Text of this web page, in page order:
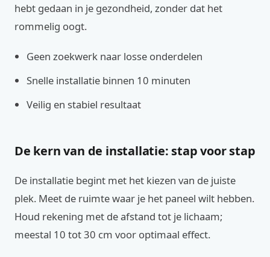
hebt gedaan in je gezondheid, zonder dat het
rommelig oogt.
Geen zoekwerk naar losse onderdelen
Snelle installatie binnen 10 minuten
Veilig en stabiel resultaat
De kern van de installatie: stap voor stap
De installatie begint met het kiezen van de juiste
plek. Meet de ruimte waar je het paneel wilt hebben.
Houd rekening met de afstand tot je lichaam;
meestal 10 tot 30 cm voor optimaal effect.